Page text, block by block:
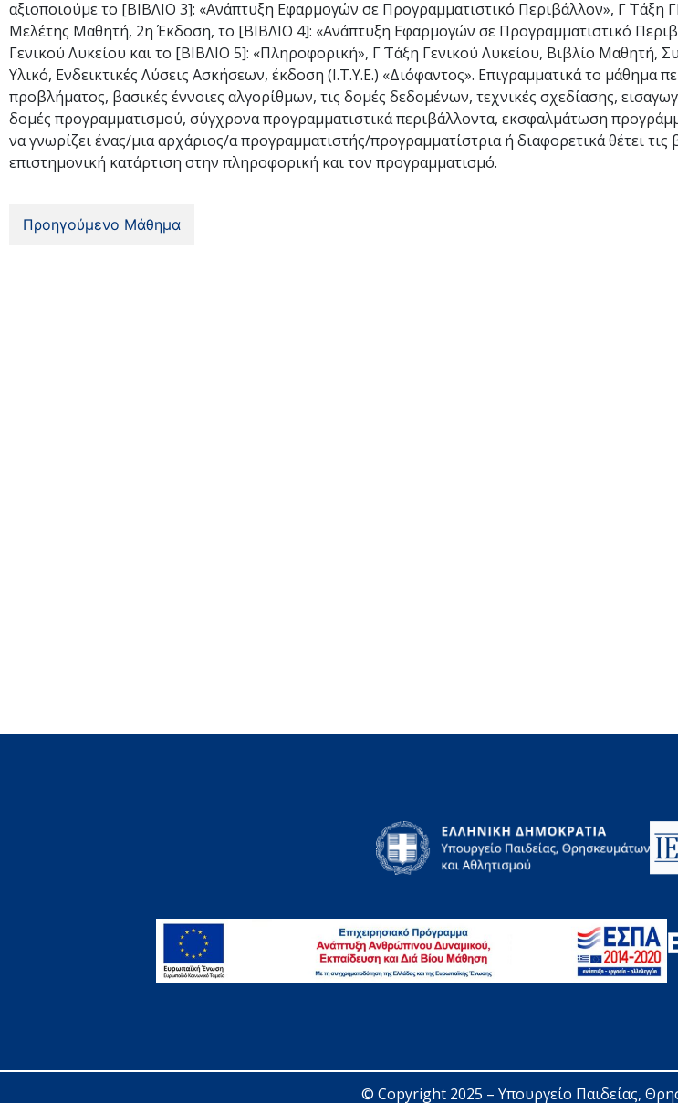
αξιοποιούμε το [ΒΙΒΛΙΟ 3]: «Ανάπτυξη Εφαρμογών σε Προγραμματιστικό Περιβάλλον», Γ΄ Τάξη
Μελέτης Μαθητή, 2η Έκδοση, το [ΒΙΒΛΙΟ 4]: «Ανάπτυξη Εφαρμογών σε Προγραμματιστικό
Γενικού Λυκείου και το [ΒΙΒΛΙΟ 5]: «Πληροφορική», Γ΄ Τάξη Γενικού Λυκείου, Βιβλίο Μαθητή,
Υλικό, Ενδεικτικές Λύσεις Ασκήσεων, έκδοση (Ι.Τ.Υ.Ε.) «Διόφαντος». Επιγραμματικά το μάθημα
προβλήματος, βασικές έννοιες αλγορίθμων, τις δομές δεδομένων, τεχνικές σχεδίασης,
δομές προγραμματισμού, σύγχρονα προγραμματιστικά περιβάλλοντα, εκσφαλμάτωση
να γνωρίζει ένας/μια αρχάριος/α προγραμματιστής/προγραμματίστρια ή διαφορετικά θέτει τις
επιστημονική κατάρτιση στην πληροφορική και τον προγραμματισμό.
Προηγούμενο Μάθημα
© Copyright 2025 – Υπουργείο Παιδείας,